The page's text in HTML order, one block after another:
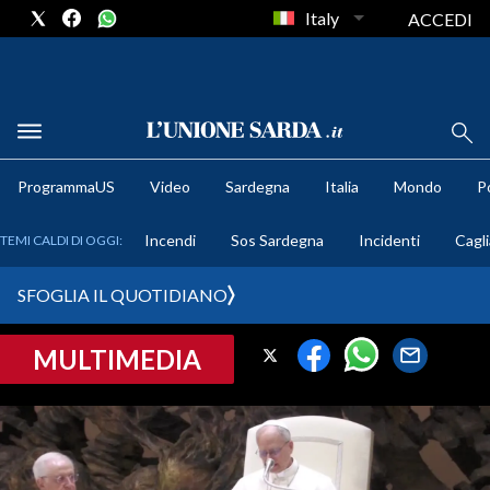
METEO
CRONACA SARDEGNA
PROVINCIA DI CAGLIARI
SULCIS IGLESIENTE
Italy ACCEDI
ProgrammaUS Video Sardegna Italia Mondo
TEMI CALDI DI OGGI: Incendi Sos Sardegna Incidenti
SFOGLIA IL QUOTIDIANO
MULTIMEDIA